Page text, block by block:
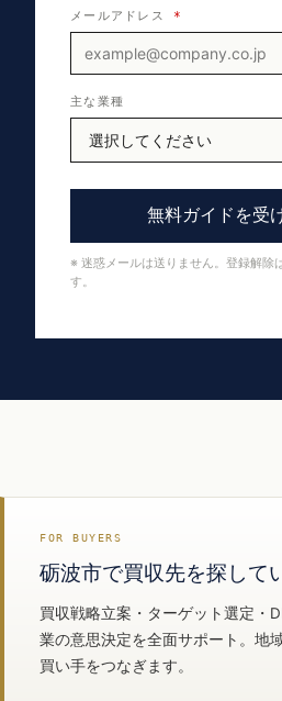
メールアドレス *
主な業種
無料ガイドを受
※ 迷惑メールは送りません。登録解除
す。
FOR BUYERS
砺波市で買収先を探して
買収戦略立案・ターゲット選定・
業の意思決定を全面サポート。地
買い手をつなぎます。